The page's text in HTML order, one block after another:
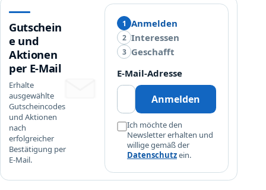
Gutschein
e und
Aktionen
per E-Mail
Erhalte
ausgewählte
Gutscheincodes
und Aktionen
nach
erfolgreicher
Bestätigung per
E-Mail.
1 Anmelden
2 Interessen
3 Geschafft
E-Mail-Adresse
Anmelden
Ich möchte den
Newsletter erhalten und
willige gemäß der
Datenschutzein.